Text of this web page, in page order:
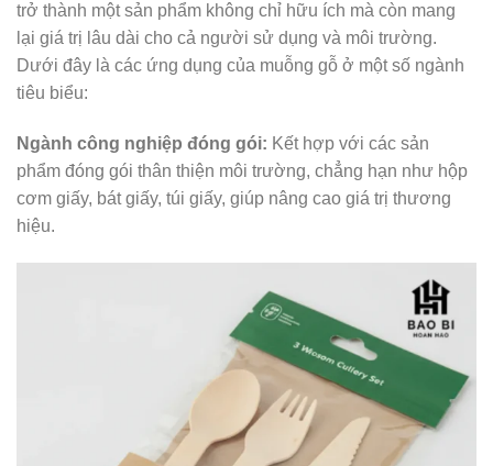
trở thành một sản phẩm không chỉ hữu ích mà còn mang
lại giá trị lâu dài cho cả người sử dụng và môi trường.
Dưới đây là các ứng dụng của muỗng gỗ ở một số ngành
tiêu biểu:
Ngành công nghiệp đóng gói: Kết hợp với các sản
phẩm đóng gói thân thiện môi trường, chẳng hạn như hộp
cơm giấy, bát giấy, túi giấy, giúp nâng cao giá trị thương
hiệu.